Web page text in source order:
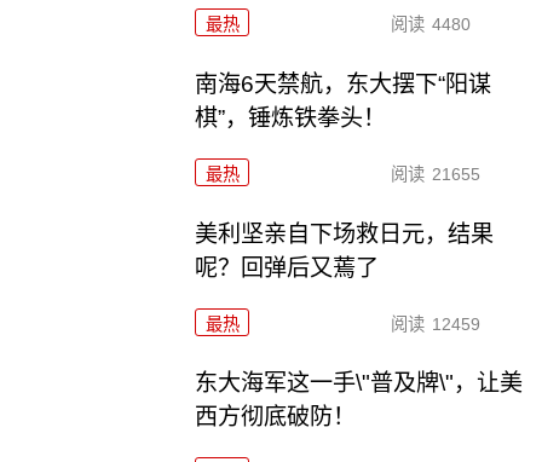
最热 阅读 4480
南海6天禁航，东大摆下“阳谋
棋”，锤炼铁拳头！
最热 阅读 21655
美利坚亲自下场救日元，结果
呢？回弹后又蔫了
最热 阅读 12459
东大海军这一手\"普及牌\"，让美
西方彻底破防！